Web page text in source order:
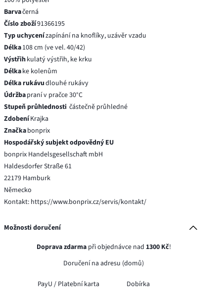
Barvačerná
Číslo zboží91366195
Typ uchycenízapínání na knoflíky, uzávěr vzadu
Délka108 cm (ve vel. 40/42)
Výstřihkulatý výstřih, ke krku
Délkake kolenům
Délka rukávudlouhé rukávy
Údržbapraní v pračce 30°C
Stupeň průhlednosti částečně průhledné
ZdobeníKrajka
Značkabonprix
Hospodářský subjekt odpovědný EU
bonprix Handelsgesellschaft mbH
Haldesdorfer Straße 61
22179 Hamburk
Německo
Kontakt: https://www.bonprix.cz/servis/kontakt/
Možnosti doručení
Doprava zdarmapři objednávce nad 1300 Kč!
Doručení na adresu (domů)
PayU / Platební karta Dobírka